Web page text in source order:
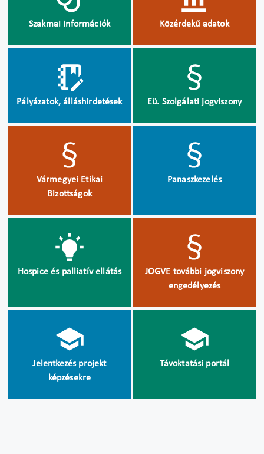
Szakmai információk Közérdekű adatok
Pályázatok, álláshirdetések Eü. Szolgálati jogviszony
Vármegyei Etikai
Bizottságok
Panaszkezelés
Hospice és palliatív ellátás
JOGVE további jogviszony
engedélyezés
Jelentkezés projekt
képzésekre
Távoktatási portál